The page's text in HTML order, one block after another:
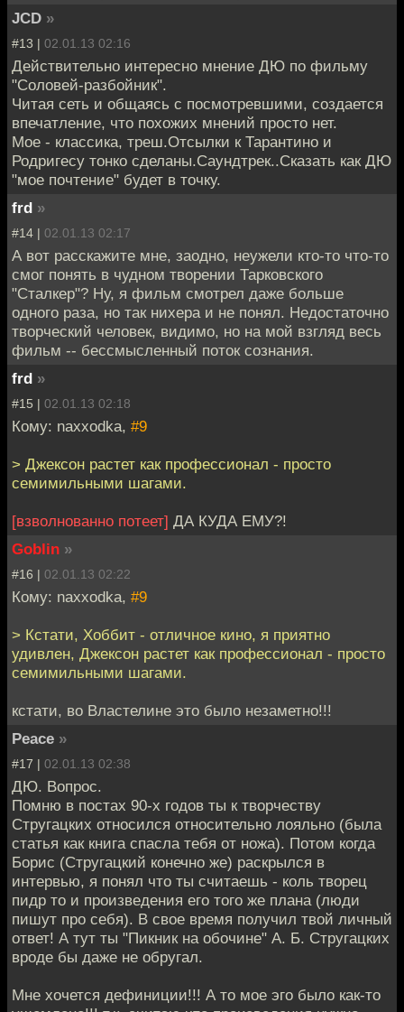
JCD »
#13 | 02.01.13 02:16
Действительно интересно мнение ДЮ по фильму
"Соловей-разбойник".
Читая сеть и общаясь с посмотревшими, создается
впечатление, что похожих мнений просто нет.
Мое - классика, треш.Отсылки к Тарантино и
Родригесу тонко сделаны.Саундтрек..Сказать как ДЮ
"мое почтение" будет в точку.
frd »
#14 | 02.01.13 02:17
А вот расскажите мне, заодно, неужели кто-то что-то
смог понять в чудном творении Тарковского
"Сталкер"? Ну, я фильм смотрел даже больше
одного раза, но так нихера и не понял. Недостаточно
творческий человек, видимо, но на мой взгляд весь
фильм -- бессмысленный поток сознания.
frd »
#15 | 02.01.13 02:18
Кому: naxxodka, #9
> Джексон растет как профессионал - просто
семимильными шагами.
[взволнованно потеет] ДА КУДА ЕМУ?!
Goblin »
#16 | 02.01.13 02:22
Кому: naxxodka, #9
> Кстати, Хоббит - отличное кино, я приятно
удивлен, Джексон растет как профессионал - просто
семимильными шагами.
кстати, во Властелине это было незаметно!!!
Peace »
#17 | 02.01.13 02:38
ДЮ. Вопрос.
Помню в постах 90-х годов ты к творчеству
Стругацких относился относительно лояльно (была
статья как книга спасла тебя от ножа). Потом когда
Борис (Стругацкий конечно же) раскрылся в
интервью, я понял что ты считаешь - коль творец
пидр то и произведения его того же плана (люди
пишут про себя). В свое время получил твой личный
ответ! А тут ты "Пикник на обочине" А. Б. Стругацких
вроде бы даже не обругал.
Мне хочется дефиниции!!! А то мое эго было как-то